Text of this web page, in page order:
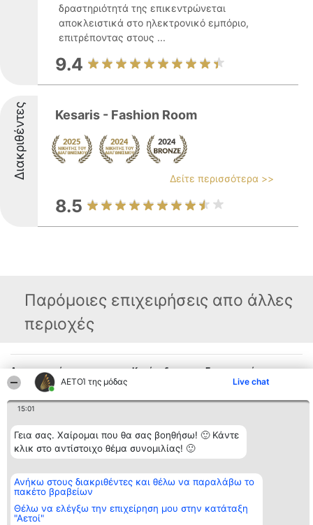
ΑΕΤΟΊ της μόδας Live chat
15:01
Γεια σας. Χαίρομαι που θα σας βοηθήσω! 🙂 Κάντε
κλικ στο αντίστοιχο θέμα συνομιλίας! 🙂
Ανήκω στους διακριθέντες και θέλω να παραλάβω το
πακέτο βραβείων
Θέλω να ελέγξω την επιχείρηση μου στην κατάταξη
"Αετοί"
δραστηριότητά της επικεντρώνεται
αποκλειστικά στο ηλεκτρονικό εμπόριο,
επιτρέποντας στους ...
9.4
Διακριθέντες Kesaris - Fashion Room
Δείτε περισσότερα >>
8.5
Παρόμοιες επιχειρήσεις απο άλλες
περιοχές
Διοργανωτής της
κατάταξης
BEAUTIFUL COMPANY
Μονοπρόσωπη ΙΚΕ
ΤΗΛ. ΕΠΙΚΟΙΝΩΝΙΑΣ:
email:
aetoi@beautifulcompany.co
Κατάταξη
των
Όροι &
προϋποθέσεις
ΠΟΛΙΤΙΚΗ
Επικοινωνία
Επικοινωνία